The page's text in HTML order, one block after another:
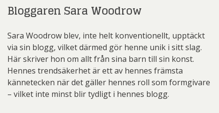
Bloggaren Sara Woodrow
Sara Woodrow blev, inte helt konventionellt, upptäckt
via sin blogg, vilket därmed gör henne unik i sitt slag.
Här skriver hon om allt från sina barn till sin konst.
Hennes trendsäkerhet är ett av hennes främsta
kännetecken när det gäller hennes roll som formgivare
– vilket inte minst blir tydligt i hennes blogg.